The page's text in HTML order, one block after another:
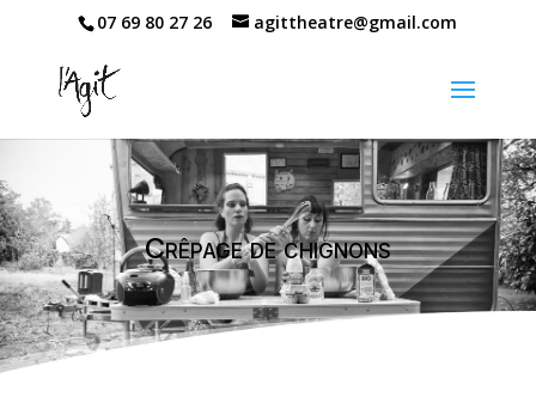
07 69 80 27 26 agittheatre@gmail.com
Crêpage de chignons